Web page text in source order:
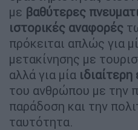
με βαθύτερες
ιστορικές αναφορές
πρόκειται απλώς για
μετακίνησης με
αλλά για μία
του ανθρώπου με την
παράδοση και την
ταυτότητα.